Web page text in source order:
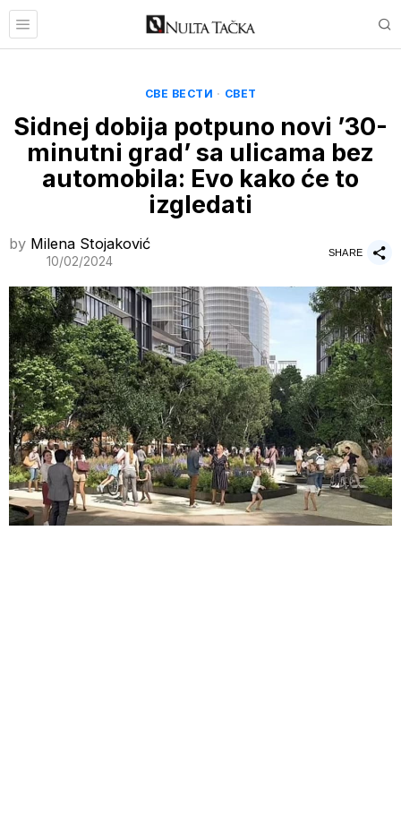
СВЕ ВЕСТИ · СВЕТ
Sidnej dobija potpuno novi ’30-
minutni grad’ sa ulicama bez
automobila: Evo kako će to
izgledati
by Milena Stojaković
10/02/2024
SHARE